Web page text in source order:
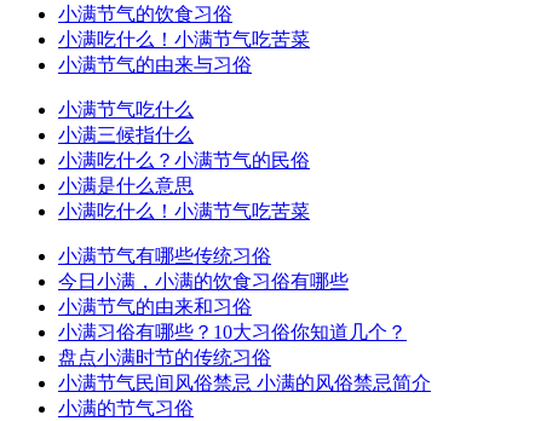
小满节气的饮食习俗
小满吃什么！小满节气吃苦菜
小满节气的由来与习俗
小满节气吃什么
小满三候指什么
小满吃什么？小满节气的民俗
小满是什么意思
小满吃什么！小满节气吃苦菜
小满节气有哪些传统习俗
今日小满，小满的饮食习俗有哪些
小满节气的由来和习俗
小满习俗有哪些？10大习俗你知道几个？
盘点小满时节的传统习俗
小满节气民间风俗禁忌 小满的风俗禁忌简介
小满的节气习俗